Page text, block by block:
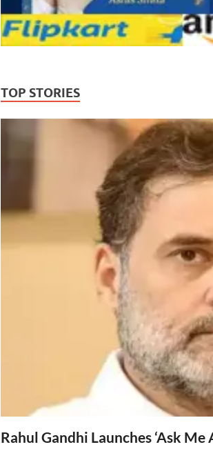
TOP STORIES
Rahul Gandhi Launches ‘Ask